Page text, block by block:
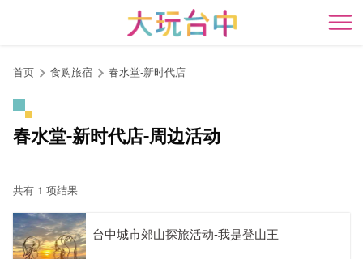
开
首页 食购旅宿 春水堂-新时代店
春水堂-新时代店-周边活动
共有 1 项结果
台中城市郊山探旅活动-我是登山王